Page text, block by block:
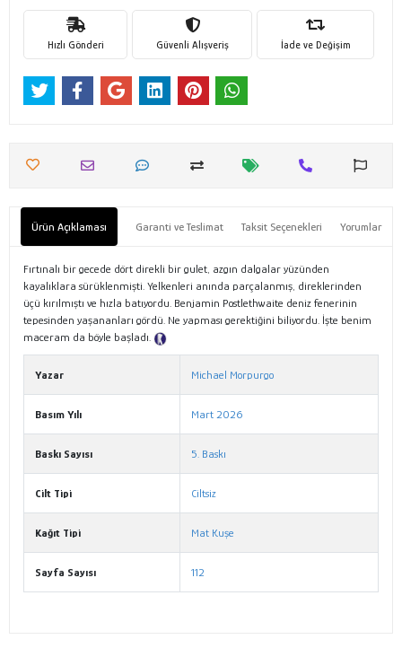
Hızlı Gönderi Güvenli Alışveriş İade ve Değişim
Ürün Açıklaması Garanti ve Teslimat Taksit Seçenekleri Yorumlar
Fırtınalı bir gecede dört direkli bir gulet, azgın dalgalar yüzünden
kayalıklara sürüklenmişti. Yelkenleri anında parçalanmış, direklerinden
üçü kırılmıştı ve hızla batıyordu. Benjamin Postlethwaite deniz fenerinin
tepesinden yaşananları gördü. Ne yapması gerektiğini biliyordu. İşte benim
maceram da böyle başladı.
Yazar Michael Morpurgo
Basım Yılı Mart 2026
Baskı Sayısı 5. Baskı
Cilt Tipi Ciltsiz
Kağıt Tipi Mat Kuşe
Sayfa Sayısı 112